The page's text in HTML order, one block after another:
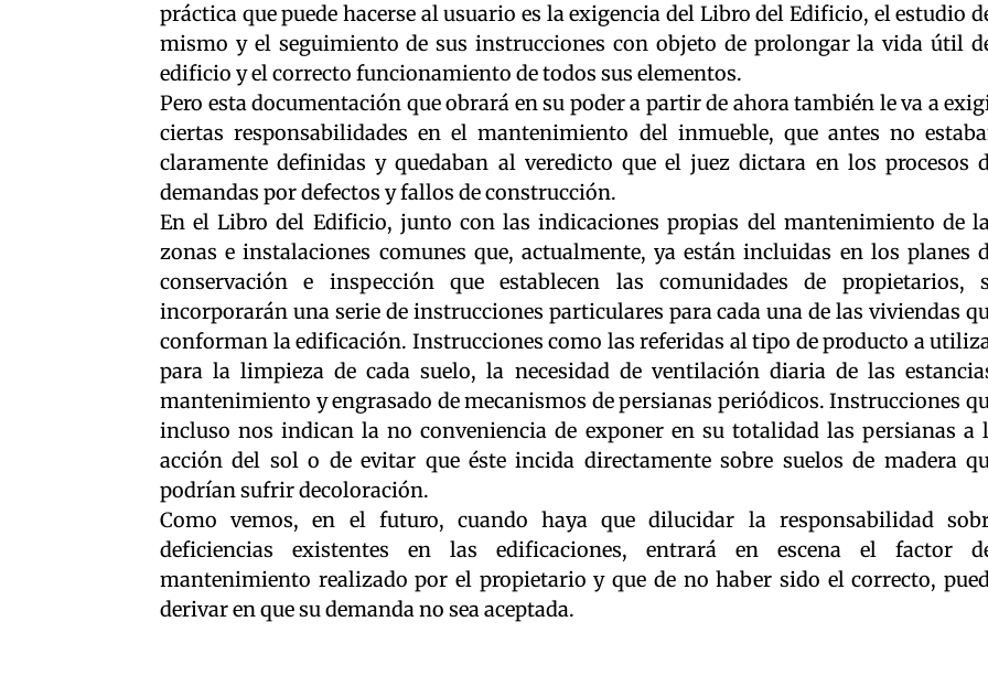
práctica que puede hacerse al usuario es la exigencia del Libro del Edificio, el estudio
mismo y el seguimiento de sus instrucciones con objeto de prolongar la vida útil
edificio y el correcto funcionamiento de todos sus elementos.
Pero esta documentación que obrará en su poder a partir de ahora también le va a
ciertas responsabilidades en el mantenimiento del inmueble, que antes no
claramente definidas y quedaban al veredicto que el juez dictara en los procesos
demandas por defectos y fallos de construcción.
En el Libro del Edificio, junto con las indicaciones propias del mantenimiento de
zonas e instalaciones comunes que, actualmente, ya están incluidas en los planes
conservación e inspección que establecen las comunidades de propietarios,
incorporarán una serie de instrucciones particulares para cada una de las viviendas
conforman la edificación. Instrucciones como las referidas al tipo de producto a
para la limpieza de cada suelo, la necesidad de ventilación diaria de las
mantenimiento y engrasado de mecanismos de persianas periódicos. Instrucciones
incluso nos indican la no conveniencia de exponer en su totalidad las persianas a
acción del sol o de evitar que éste incida directamente sobre suelos de madera
podrían sufrir decoloración.
Como vemos, en el futuro, cuando haya que dilucidar la responsabilidad
deficiencias existentes en las edificaciones, entrará en escena el factor
mantenimiento realizado por el propietario y que de no haber sido el correcto,
derivar en que su demanda no sea aceptada.